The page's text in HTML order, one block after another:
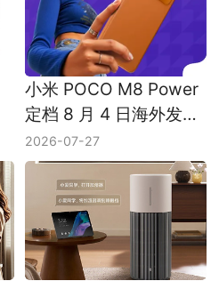
小米 POCO M8 Power
定档 8 月 4 日海外发
布，8000mAh 电池成
主打
2026-07-27